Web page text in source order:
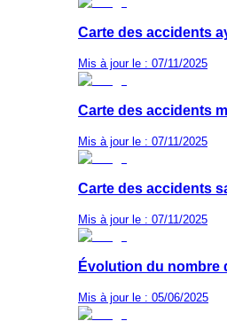
Carte des accidents
Mis à jour le : 07/11/2025
Carte des accidents
Mis à jour le : 07/11/2025
Carte des accidents
Mis à jour le : 07/11/2025
Évolution du nombre
Mis à jour le : 05/06/2025